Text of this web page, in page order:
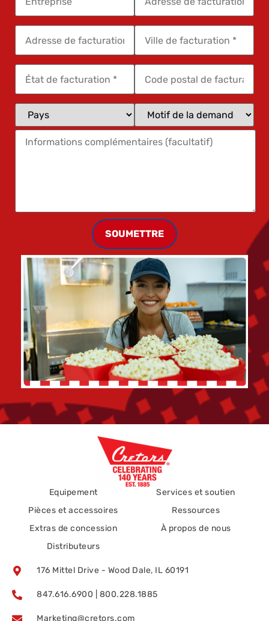
SOUMETTRE
Equipement
Pièces et accessoires
Extras de concession
Distributeurs
Services et soutien
Ressources
À propos de nous
176 Mittel Drive - Wood Dale, IL 60191
847.616.6900 | 800.228.1885
Marketing@cretors.com